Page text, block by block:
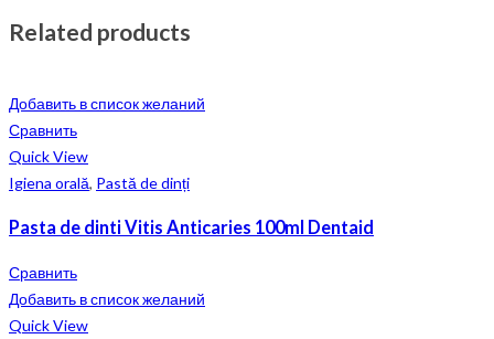
Related products
Добавить в список желаний
Сравнить
Quick View
Igiena orală, Pastă de dinți
Pasta de dinti Vitis Anticaries 100ml Dentaid
Сравнить
Добавить в список желаний
Quick View